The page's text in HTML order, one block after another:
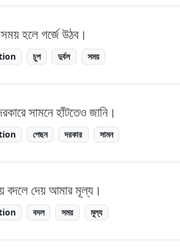
সময় হলে গর্জে উঠব।
চুপ দুর্বল সময়
সামনে হাঁটতেও জানি।
পেছন দরকার সামন
বদলে দেয় আমার মূল্য।
বদল সময় মূল্য